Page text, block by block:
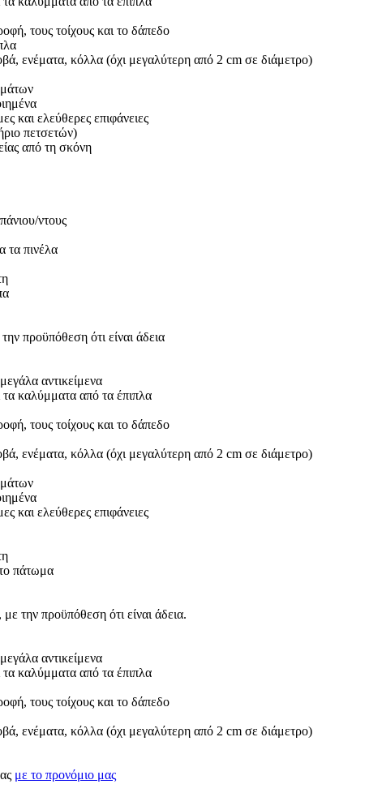
τους τοίχους και το δάπεδο
ενέματα, κόλλα (όχι μεγαλύτερη από 2 cm σε διάμετρο)
και ελεύθερες επιφάνειες
πετσετών)
από τη σκόνη
ντους
τα πινέλα
προϋπόθεση ότι είναι άδεια
αντικείμενα
καλύμματα από τα έπιπλα
τους τοίχους και το δάπεδο
ενέματα, κόλλα (όχι μεγαλύτερη από 2 cm σε διάμετρο)
και ελεύθερες επιφάνειες
πάτωμα
την προϋπόθεση ότι είναι άδεια.
αντικείμενα
καλύμματα από τα έπιπλα
τους τοίχους και το δάπεδο
ενέματα, κόλλα (όχι μεγαλύτερη από 2 cm σε διάμετρο)
με το προνόμιο μας